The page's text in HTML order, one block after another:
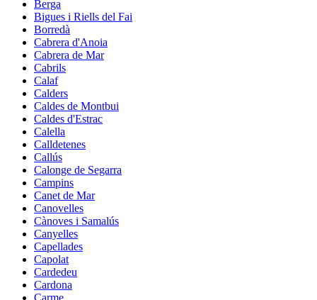
Berga
Bigues i Riells del Fai
Borredà
Cabrera d'Anoia
Cabrera de Mar
Cabrils
Calaf
Calders
Caldes de Montbui
Caldes d'Estrac
Calella
Calldetenes
Callús
Calonge de Segarra
Campins
Canet de Mar
Canovelles
Cànoves i Samalús
Canyelles
Capellades
Capolat
Cardedeu
Cardona
Carme